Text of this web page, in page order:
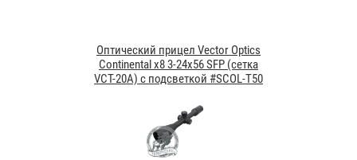
Оптический прицел Vector Optics
Continental x8 3-24x56 SFP (сетка
VCT-20A) с подсветкой #SCOL-T50